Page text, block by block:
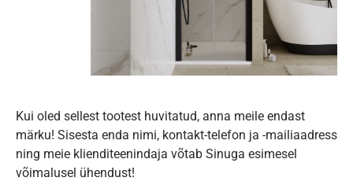
Kui oled sellest tootest huvitatud, anna meile endast
märku! Sisesta enda nimi, kontakt-telefon ja -mailiaadress
ning meie klienditeenindaja võtab Sinuga esimesel
võimalusel ühendust!